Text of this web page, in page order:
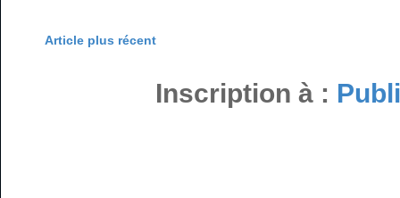
Article plus récent
Inscription à :